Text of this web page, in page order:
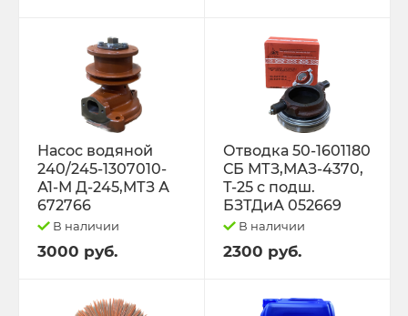
Насос водяной
240/245-1307010-
А1-М Д-245,МТЗ А
672766
В наличии
3000 руб.
Отводка 50-1601180
СБ МТЗ,МАЗ-4370,
Т-25 с подш.
БЗТДиА 052669
В наличии
2300 руб.
ФОРС., ПЛУНЖ. ПАРА ,КЛАП. ПАРА,
ПОМПЫ, НАСОС ПОДКА
ЭЛЕКТРООБОРУДОВАНИЕ
ЭО-3323, ЭО-2621 ПЭА-1 ТО-49,702,
ЕК-12,14, ДЭК-251